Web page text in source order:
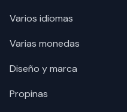
Varios idiomas
Varias monedas
Diseño y marca
Propinas